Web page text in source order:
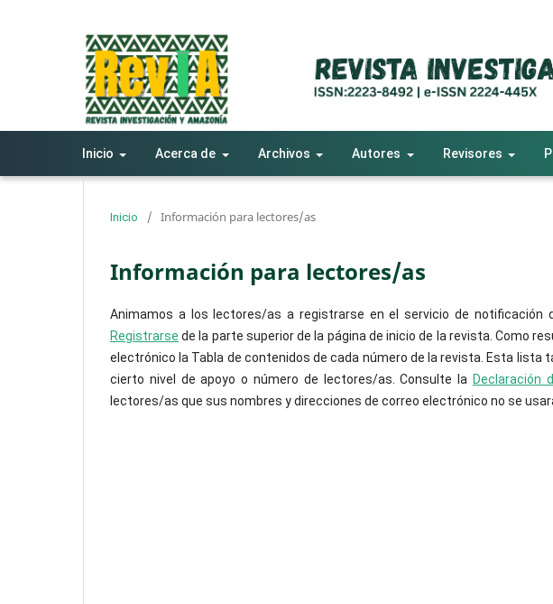
Inicio Acerca de Archivos Autores Revisores
Inicio / Información para lectores/as
Información para lectores/as
Animamos a los lectores/as a registrarse en el servicio de notificación
Registrarse de la parte superior de la página de inicio de la revista. Como
electrónico la Tabla de contenidos de cada número de la revista. Esta lista
cierto nivel de apoyo o número de lectores/as. Consulte la Declaración
lectores/as que sus nombres y direcciones de correo electrónico no se